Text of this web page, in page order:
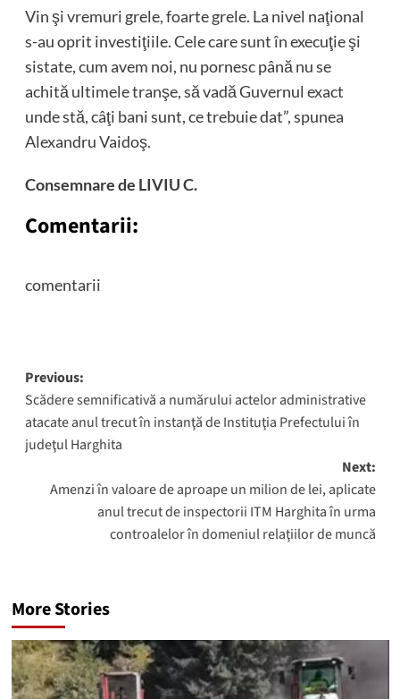
Vin şi vremuri grele, foarte grele. La nivel naţional
s-au oprit investiţiile. Cele care sunt în execuţie şi
sistate, cum avem noi, nu pornesc până nu se
achită ultimele tranşe, să vadă Guvernul exact
unde stă, câţi bani sunt, ce trebuie dat”, spunea
Alexandru Vaidoş.
Consemnare de LIVIU C.
Comentarii:
comentarii
Post
navigation
Previous:
Scădere semnificativă a numărului actelor administrative
atacate anul trecut în instanţă de Instituţia Prefectului în
judeţul Harghita
Next:
Amenzi în valoare de aproape un milion de lei, aplicate
anul trecut de inspectorii ITM Harghita în urma
controalelor în domeniul relaţiilor de muncă
More Stories